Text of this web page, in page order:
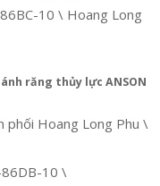
10 \ Hoang Long
răng thủy lực ANSON
phối Hoang Long Phu \
86DB-10 \